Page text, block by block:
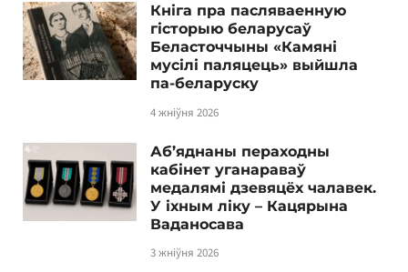
Кніга пра пасляваенную
гісторыю беларусаў
Беласточчыны «Камяні
мусілі паляцець» выйшла
па-беларуску
4 жніўня 2026
Аб’яднаны пераходны
кабінет уганараваў
медалямі дзевяцёх чалавек.
У іхным ліку – Кацярына
Ваданосава
3 жніўня 2026